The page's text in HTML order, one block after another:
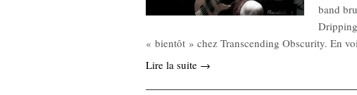
band
« bientôt » chez Transcending Obscurity. En
Lire la suite →